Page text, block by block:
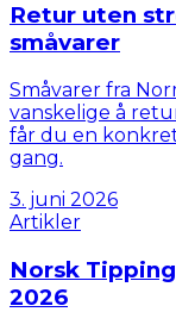
Retur uten
småvarer
Småvarer fra
vanskelige å
får du en
gang.
3. juni 2026
Artikler
Norsk
2026